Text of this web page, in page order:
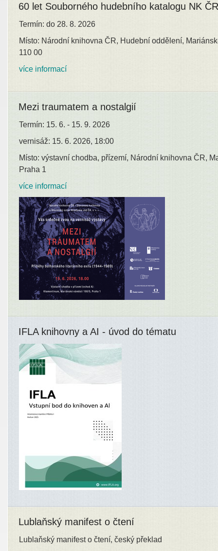
60 let Souborného hudebního katalogu NK ČR
Termín: do 28. 8. 2026
Místo: Národní knihovna ČR, Hudební oddělení,
110 00
více informací
Mezi traumatem a nostalgií
Termín: 15. 6. - 15. 9. 2026
vernisáž: 15. 6. 2026, 18:00
Místo: výstavní chodba, přízemí, Národní knihovna ČR,
Praha 1
více informací
IFLA knihovny a AI - úvod do tématu
Lublaňský manifest o čtení
Lublaňský manifest o čtení, český překlad